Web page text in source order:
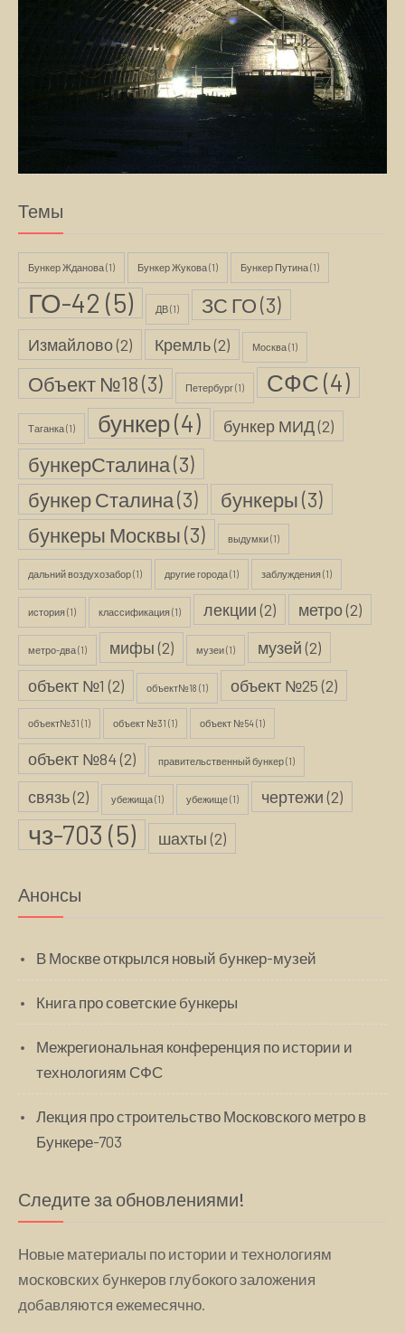
Темы
Бункер Жданова(1) Бункер Жукова(1) Бункер Путина(1)
ГО-42 (5) ДВ(1) ЗС ГО(3)
Измайлово(2) Кремль(2) Москва(1)
Объект №18(3) Петербург(1) СФС(4)
Таганка(1) бункер(4) бункер МИД(2)
бункерСталина(3)
бункер Сталина(3) бункеры(3)
бункеры Москвы(3) выдумки(1)
дальний воздухозабор(1) другие города(1) заблуждения(1)
история(1) классификация(1) лекции(2) метро(2)
метро-два(1) мифы(2) музеи(1) музей(2)
объект №1 (2) объект№18 (1) объект №25(2)
объект№31 (1) объект №31 (1) объект №54(1)
объект №84(2) правительственный бункер(1)
связь(2) убежища(1) убежище(1) чертежи(2)
чз-703 (5) шахты(2)
Анонсы
В Москве открылся новый бункер-музей
Книга про советские бункеры
Межрегиональная конференция по истории и
технологиям СФС
Лекция про строительство Московского метро в
Бункере-703
Следите за обновлениями!
Новые материалы по истории и технологиям
московских бункеров глубокого заложения
добавляются ежемесячно.